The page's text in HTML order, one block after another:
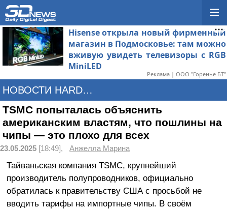
Hisense открыла новый фирменный
магазин в Подмосковье: там можно
вживую увидеть телевизоры с RGB
MiniLED
Реклама | ООО "Горенье БТ"
НОВОСТИ HARDWARE
TSMC попыталась объяснить
американским властям, что пошлины на
чипы — это плохо для всех
23.05.2025 [18:49], Анжелла Марина
Тайваньская компания TSMC, крупнейший
производитель полупроводников, официально
обратилась к правительству США с просьбой не
вводить тарифы на импортные чипы. В своём